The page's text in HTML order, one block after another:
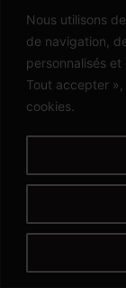
Nous utilisons
de navigation,
personnalisés et
Tout accepter »,
cookies.